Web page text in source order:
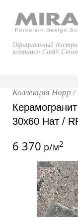
Официальный
компания Credit
Коллекция Норр /
30x60 Нат /
6 370 р/м2